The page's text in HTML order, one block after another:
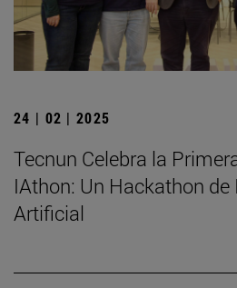
24 | 02 | 2025
Tecnun Celebra la
IAthon: Un Hackathon de
Artificial